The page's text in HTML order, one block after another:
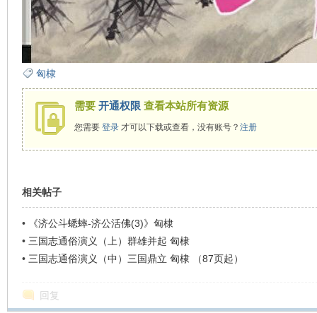
匈棣
需要 开通权限 查看本站所有资源
您需要 登录才可以下载或查看，没有账号？ 注册
相关帖子
•
《济公斗蟋蟀-济公活佛(3)》匈棣
• 三国志通俗演义（上）群雄并起 匈棣
• 三国志通俗演义（中）三国鼎立 匈棣 （87页起）
回复